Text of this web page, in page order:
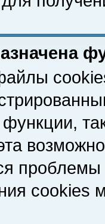
cookies